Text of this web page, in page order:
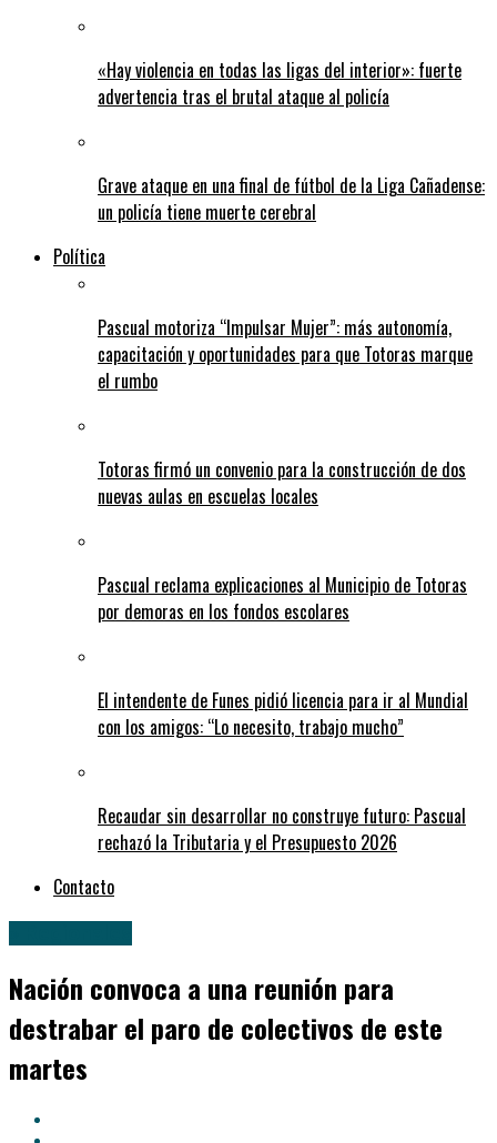
«Hay violencia en todas las ligas del interior»: fuerte
advertencia tras el brutal ataque al policía
Grave ataque en una final de fútbol de la Liga Cañadense:
un policía tiene muerte cerebral
Política
Pascual motoriza “Impulsar Mujer”: más autonomía,
capacitación y oportunidades para que Totoras marque
el rumbo
Totoras firmó un convenio para la construcción de dos
nuevas aulas en escuelas locales
Pascual reclama explicaciones al Municipio de Totoras
por demoras en los fondos escolares
El intendente de Funes pidió licencia para ir al Mundial
con los amigos: “Lo necesito, trabajo mucho”
Recaudar sin desarrollar no construye futuro: Pascual
rechazó la Tributaria y el Presupuesto 2026
Contacto
Nación convoca a una reunión para
destrabar el paro de colectivos de este
martes